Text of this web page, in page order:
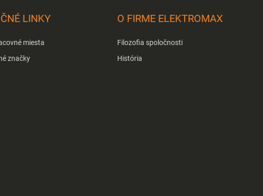
LINKY
miesta
značky
O FIRME ELEKTROMAX
Filozofia spoločnosti
História